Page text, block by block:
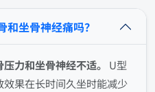
坐骨神经痛吗？
力和坐骨神经不适。 U型
果在长时间久坐时能减少